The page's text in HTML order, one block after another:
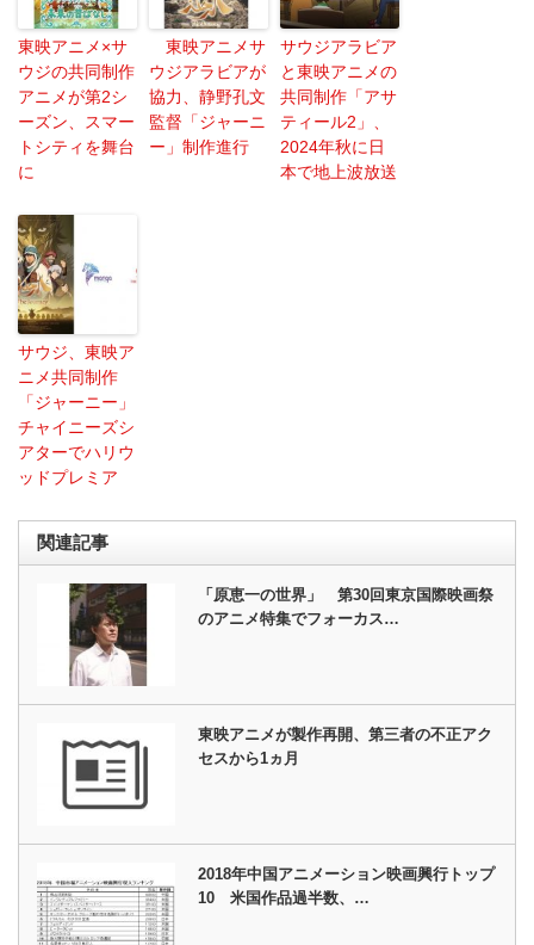
東映アニメ×サ
ウジの共同制作
アニメが第2シ
ーズン、スマー
トシティを舞台
に
東映アニメサ
ウジアラビアが
協力、静野孔文
監督「ジャーニ
ー」制作進行
サウジアラビア
と東映アニメの
共同制作「アサ
ティール2」、
2024年秋に日
本で地上波放送
サウジ、東映ア
ニメ共同制作
「ジャーニー」
チャイニーズシ
アターでハリウ
ッドプレミア
関連記事
「原恵一の世界」 第30回東京国際映画祭
のアニメ特集でフォーカス…
東映アニメが製作再開、第三者の不正アク
セスから1ヵ月
2018年中国アニメーション映画興行トップ
10 米国作品過半数、…